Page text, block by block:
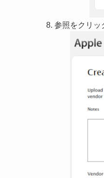
参照をクリッ